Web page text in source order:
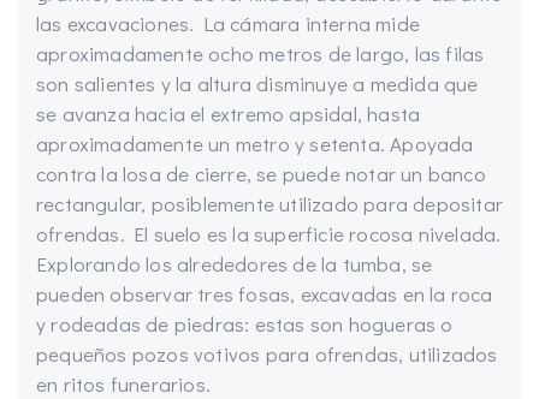
las excavaciones. La cámara interna mide
aproximadamente ocho metros de largo, las filas
son salientes y la altura disminuye a medida que
se avanza hacia el extremo apsidal, hasta
aproximadamente un metro y setenta. Apoyada
contra la losa de cierre, se puede notar un banco
rectangular, posiblemente utilizado para depositar
ofrendas. El suelo es la superficie rocosa nivelada.
Explorando los alrededores de la tumba, se
pueden observar tres fosas, excavadas en la roca
y rodeadas de piedras: estas son hogueras o
pequeños pozos votivos para ofrendas, utilizados
en ritos funerarios.